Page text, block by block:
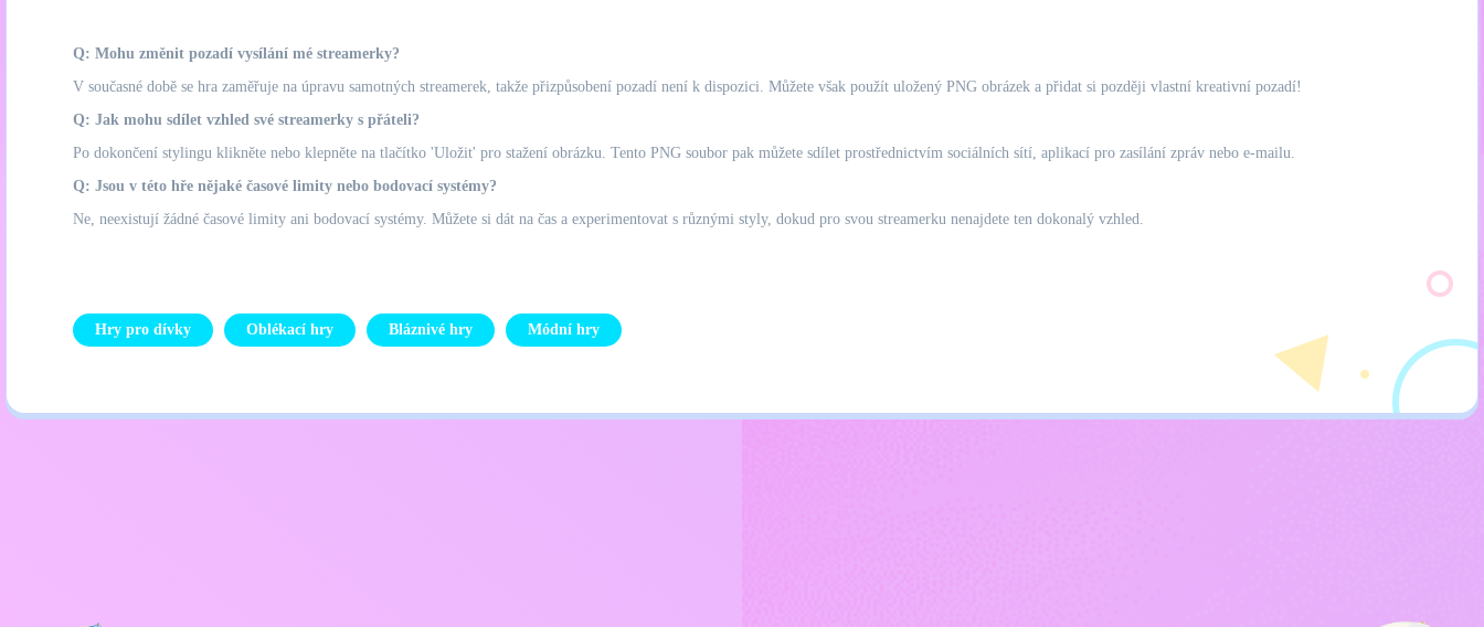
Q: Mohu změnit pozadí vysílání mé streamerky?
V současné době se hra zaměřuje na úpravu samotných streamerek, takže přizpůsobení pozadí není k dispozici. Můžete však použít uložený PNG obrázek a přidat si později vlastní kreativní pozadí!
Q: Jak mohu sdílet vzhled své streamerky s přáteli?
Po dokončení stylingu klikněte nebo klepněte na tlačítko 'Uložit' pro stažení obrázku. Tento PNG soubor pak můžete sdílet prostřednictvím sociálních sítí, aplikací pro zasílání zpráv nebo e-mailu.
Q: Jsou v této hře nějaké časové limity nebo bodovací systémy?
Ne, neexistují žádné časové limity ani bodovací systémy. Můžete si dát na čas a experimentovat s různými styly, dokud pro svou streamerku nenajdete ten dokonalý vzhled.
Hry pro dívky Oblékací hry Bláznivé hry Módní hry